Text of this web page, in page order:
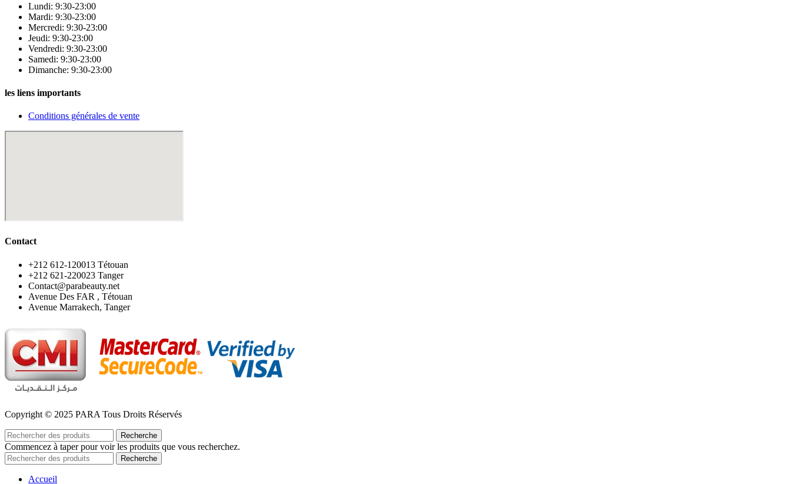
Lundi: 9:30-23:00
Mardi: 9:30-23:00
Mercredi: 9:30-23:00
Jeudi: 9:30-23:00
Vendredi: 9:30-23:00
Samedi: 9:30-23:00
Dimanche: 9:30-23:00
les liens importants
Conditions générales de vente
Contact
‪+212 612-120013 Tétouan
‪+212 621-220023 Tanger
Contact@parabeauty.net
Avenue Des FAR , Tétouan
Avenue Marrakech, Tanger
Copyright © 2025 PARA Tous Droits Réservés
Recherche
Commencez à taper pour voir les produits que vous recherchez.
Recherche
Accueil